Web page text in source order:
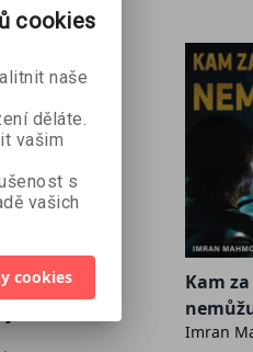
Kam
Imran
cookies
naše
děláte.
vašim
s
vašich
cookies